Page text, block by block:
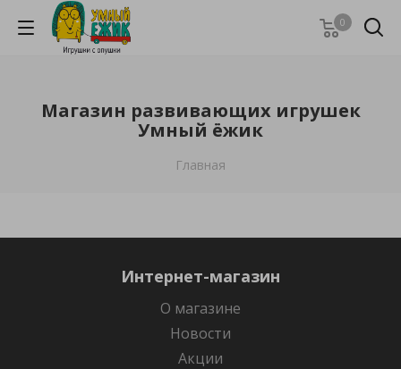
0
Магазин развивающих игрушек
Умный ёжик
Главная
Интернет-магазин
О магазине
Новости
Акции